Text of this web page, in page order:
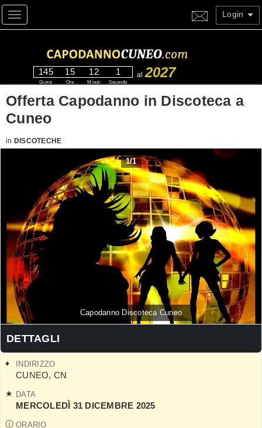
Toggle navigation Login
145
Giorni
15
Ore
12
Minuti
0
Secondi
al 2027
Offerta Capodanno in Discoteca a
Cuneo
in DISCOTECHE
1/1
Capodanno Discoteca Cuneo
DETTAGLI
INDIRIZZO
CUNEO, CN
DATA
MERCOLEDÌ 31 DICEMBRE 2025
ORARIO